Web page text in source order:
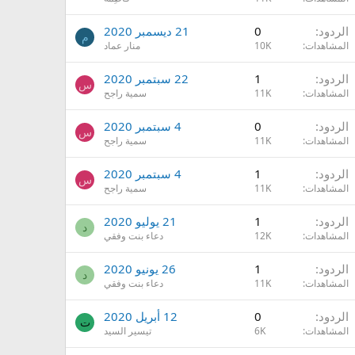
الردود 0
المشاهدات 10K
21 ديسمبر 2020
منار عماد
م
الردود 1
المشاهدات 11K
22 سبتمبر 2020
سمية راجح
س
الردود 0
المشاهدات 11K
4 سبتمبر 2020
سمية راجح
س
الردود 1
المشاهدات 11K
4 سبتمبر 2020
سمية راجح
س
الردود 1
المشاهدات 12K
21 يوليو 2020
دعاء بنت وفقي
د
الردود 1
المشاهدات 11K
26 يونيو 2020
دعاء بنت وفقي
د
الردود 0
المشاهدات 6K
12 أبريل 2020
تيسير السيد
ت